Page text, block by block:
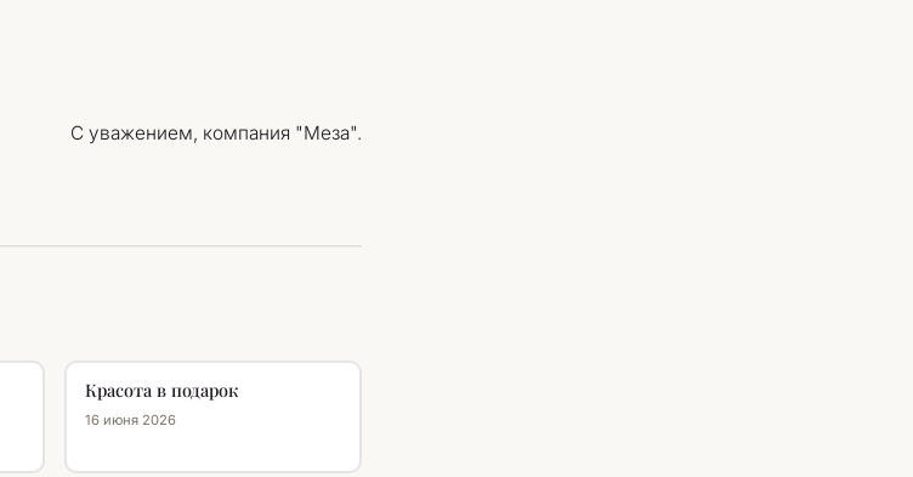
С уважением, компания "Меза".
Красота в подарок
16 июня 2026